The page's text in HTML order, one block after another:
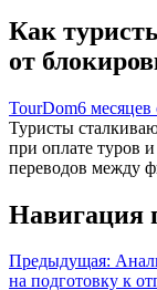
Как
от
TourDom6 месяцев
Туристы
при оплате туров
переводов между
Навигация
Предыдущая:
на подготовку к